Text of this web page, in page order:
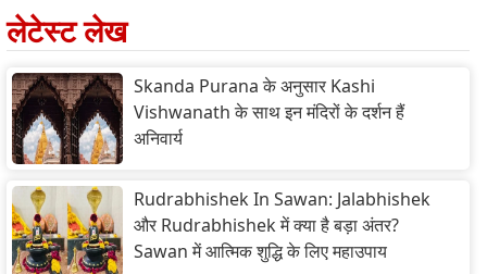
लेटेस्ट लेख
Skanda Purana के अनुसार Kashi
Vishwanath के साथ इन मंदिरों के दर्शन हैं
अनिवार्य
Rudrabhishek In Sawan: Jalabhishek
और Rudrabhishek में क्या है बड़ा अंतर?
Sawan में आत्मिक शुद्धि के लिए महाउपाय